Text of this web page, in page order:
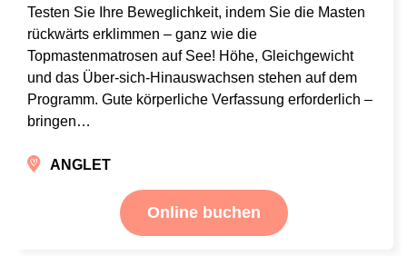
Testen Sie Ihre Beweglichkeit, indem Sie die Masten
rückwärts erklimmen – ganz wie die
Topmastenmatrosen auf See! Höhe, Gleichgewicht
und das Über-sich-Hinauswachsen stehen auf dem
Programm. Gute körperliche Verfassung erforderlich –
bringen…
ANGLET
Online buchen